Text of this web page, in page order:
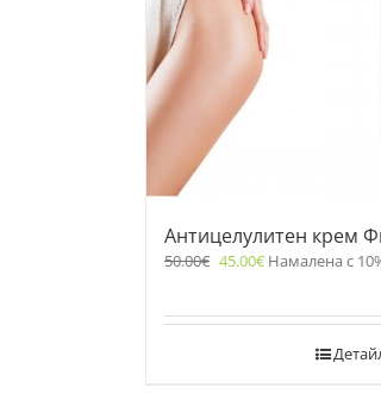
Антицелулитен крем
50.00€ 45.00€ Намалена с